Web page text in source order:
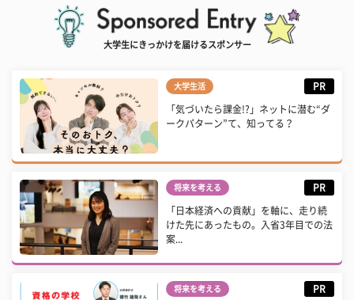
大学生にきっかけを届けるスポンサー
大学生活 PR
「気づいたら課金!?」ネットに潜む“ダ
ークパターン”て、知ってる？
将来を考える PR
「日本経済への貢献」を軸に、走り続
けた先にあったもの。入省3年目での法
案...
将来を考える PR